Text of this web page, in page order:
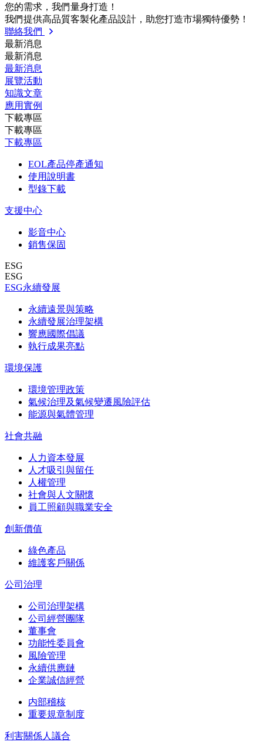
您的需求，我們量⾝打造！
我們提供⾼品質客製化產品設計，助您打造市場獨特優勢！
聯絡我們
最新消息
最新消息
最新消息
展覽活動
知識⽂章
應⽤實例
下載專區
下載專區
下載專區
EOL產品停產通知
使用說明書
型錄下載
支援中心
影音中心
銷售保固
ESG
ESG
ESG永續發展
永續遠景與策略
永續發展治理架構
響應國際倡議
執行成果亮點
環境保護
環境管理政策
氣候治理及氣候變遷風險評估
能源與氣體管理
社會共融
人力資本發展
人才吸引與留任
人權管理
社會與人文關懷
員工照顧與職業安全
創新價值
綠色產品
維護客戶關係
公司治理
公司治理架構
公司經營團隊
董事會
功能性委員會
風險管理
永續供應鏈
企業誠信經營
内部稽核
重要規章制度
利害關係人議合